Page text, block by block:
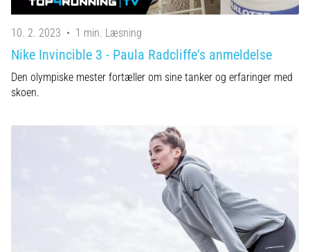
10. 2. 2023 • 1 min. Læsning
Nike Invincible 3 - Paula Radcliffe's anmeldelse
Den olympiske mester fortæller om sine tanker og erfaringer med
skoen.